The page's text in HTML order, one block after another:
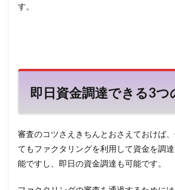
す。
即日資金調達できる3つ
審査のコツさえきちんとおさえておけば
てもファクタリングを利用して資金を調
能ですし、即日の資金調達も可能です。